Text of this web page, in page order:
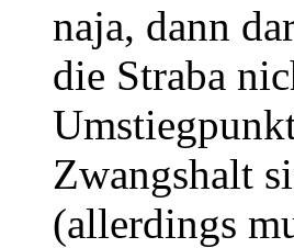
naja, dann
die Straba
Zwangshalt
(allerdings